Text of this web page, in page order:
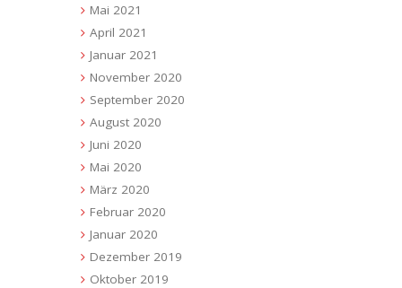
Mai 2021
April 2021
Januar 2021
November 2020
September 2020
August 2020
Juni 2020
Mai 2020
März 2020
Februar 2020
Januar 2020
Dezember 2019
Oktober 2019